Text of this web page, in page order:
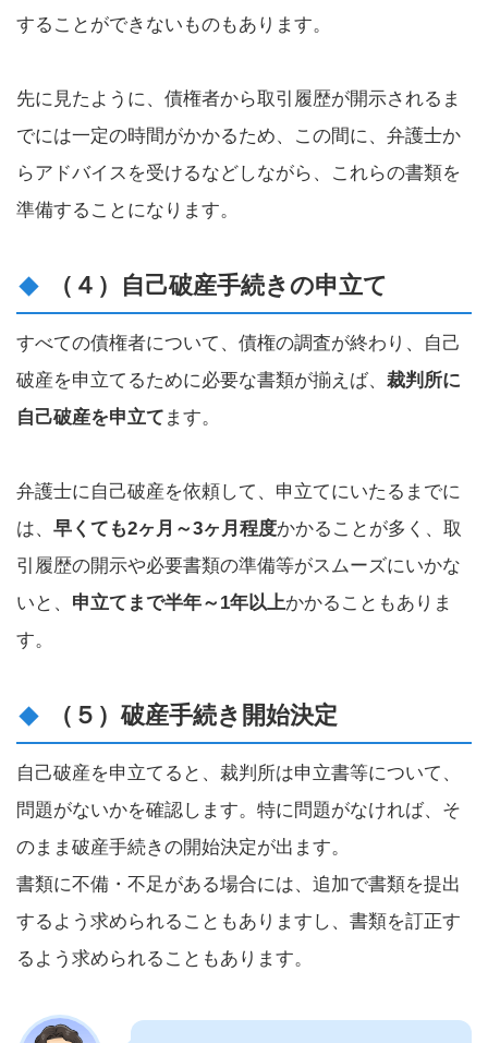
することができないものもあります。
先に見たように、債権者から取引履歴が開示されるま
でには一定の時間がかかるため、この間に、弁護士か
らアドバイスを受けるなどしながら、これらの書類を
準備することになります。
（４）自己破産手続きの申立て
すべての債権者について、債権の調査が終わり、自己
破産を申立てるために必要な書類が揃えば、 裁判所に
自己破産を申立て ます。
弁護士に自己破産を依頼して、申立てにいたるまでに
は、 早くても2ヶ月～3ヶ月程度かかることが多く、取
引履歴の開示や必要書類の準備等がスムーズにいかな
いと、 申立てまで半年～1年以上かかることもありま
す。
（５）破産手続き開始決定
自己破産を申立てると、裁判所は申立書等について、
問題がないかを確認します。特に問題がなければ、そ
のまま破産手続きの開始決定が出ます。
書類に不備・不足がある場合には、追加で書類を提出
するよう求められることもありますし、書類を訂正す
るよう求められることもあります。